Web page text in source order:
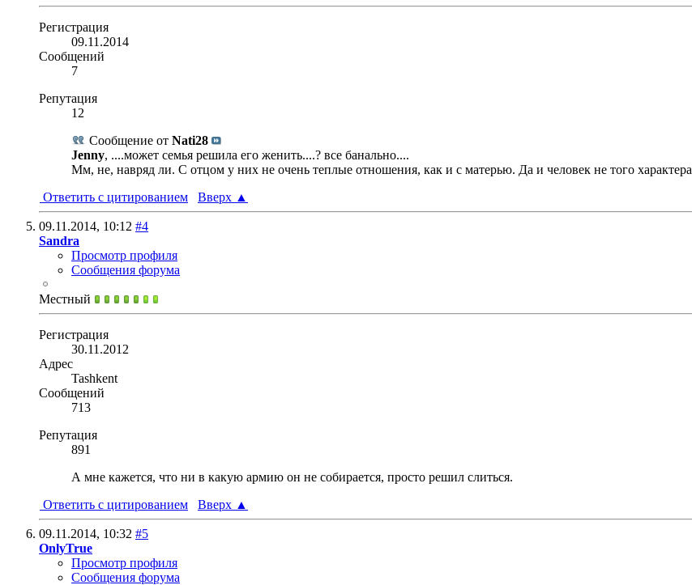
Регистрация
09.11.2014
Сообщений
7
Репутация
12
Сообщение от Nati28
Jenny, ....может семья решила его женить....? все банально....
Мм, не, навряд ли. С отцом у них не очень теплые отношения, как и с матерью. Да и человек не того характера
Ответить с цитированием
Вверх ▲
09.11.2014, 10:12 #4
Sandra
Просмотр профиля
Сообщения форума
Местный
Регистрация
30.11.2012
Адрес
Tashkent
Сообщений
713
Репутация
891
А мне кажется, что ни в какую армию он не собирается, просто решил слиться.
Ответить с цитированием
Вверх ▲
09.11.2014, 10:32 #5
OnlyTrue
Просмотр профиля
Сообщения форума